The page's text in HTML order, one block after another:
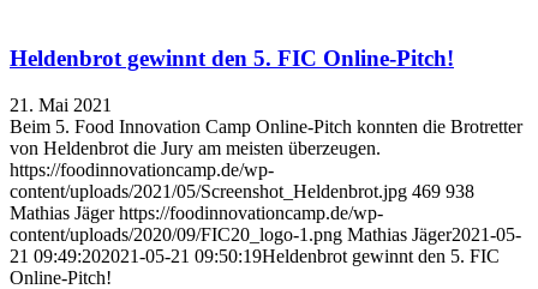
Heldenbrot gewinnt den 5. FIC Online-Pitch!
21. Mai 2021
Beim 5. Food Innovation Camp Online-Pitch konnten die Brotretter
von Heldenbrot die Jury am meisten überzeugen.
https://foodinnovationcamp.de/wp-
content/uploads/2021/05/Screenshot_Heldenbrot.jpg 469 938
Mathias Jäger https://foodinnovationcamp.de/wp-
content/uploads/2020/09/FIC20_logo-1.png Mathias Jäger2021-05-
21 09:49:202021-05-21 09:50:19Heldenbrot gewinnt den 5. FIC
Online-Pitch!